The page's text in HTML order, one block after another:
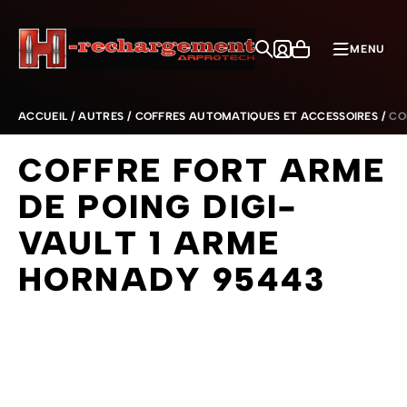
MENU
ACCUEIL / AUTRES / COFFRES AUTOMATIQUES ET ACCESSOIRES /
COFFRE FORT ARME
DE POING DIGI-
VAULT 1 ARME
HORNADY 95443